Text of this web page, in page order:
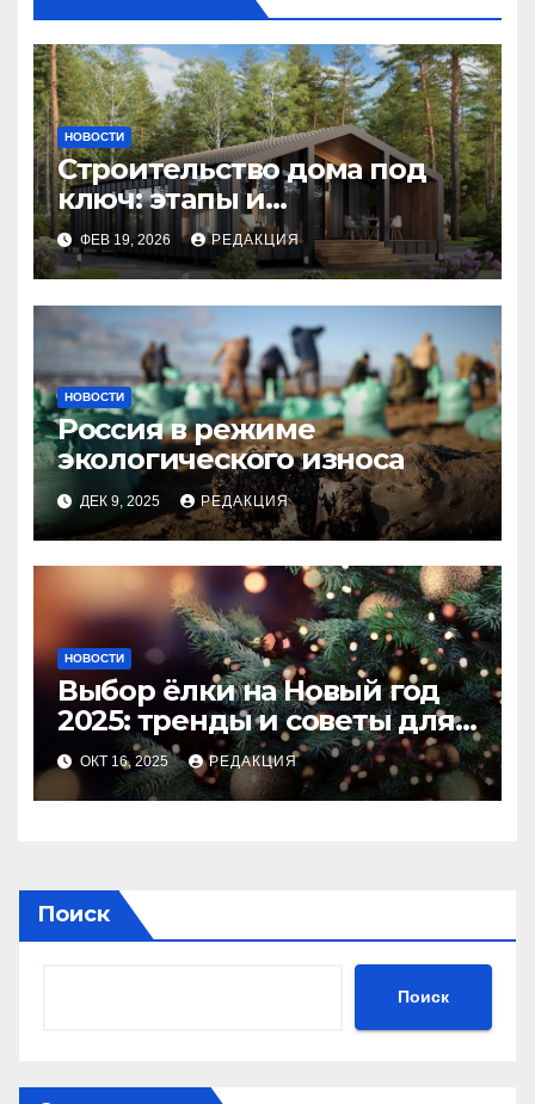
НОВОСТИ
Строительство дома под
ключ: этапы и
планирование бюджета
ФЕВ 19, 2026 РЕДАКЦИЯ
НОВОСТИ
Россия в режиме
экологического износа
ДЕК 9, 2025 РЕДАКЦИЯ
НОВОСТИ
Выбор ёлки на Новый год
2025: тренды и советы для
идеального праздника
ОКТ 16, 2025 РЕДАКЦИЯ
Поиск
Поиск